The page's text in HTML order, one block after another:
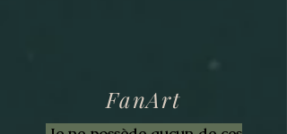
FanArt